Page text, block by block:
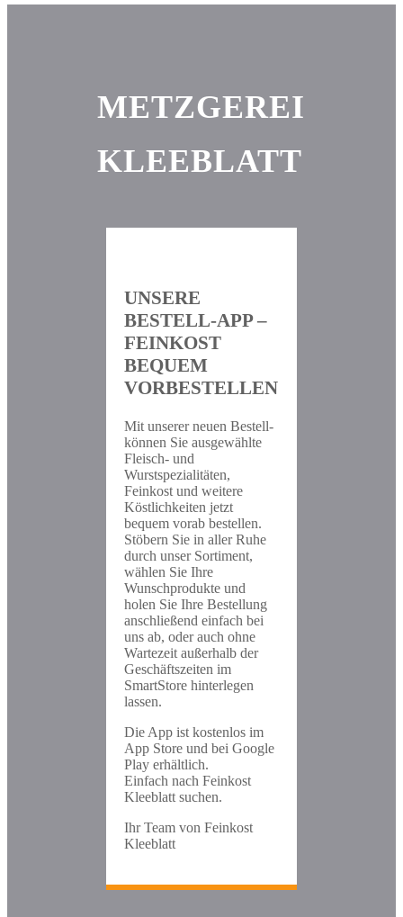
METZGEREI
KLEEBLATT
UNSERE
BESTELL-APP –
FEINKOST
BEQUEM
VORBESTELLEN
Mit unserer neuen Bestell-
können Sie ausgewählte
Fleisch- und
Wurstspezialitäten,
Feinkost und weitere
Köstlichkeiten jetzt
bequem vorab bestellen.
Stöbern Sie in aller Ruhe
durch unser Sortiment,
wählen Sie Ihre
Wunschprodukte und
holen Sie Ihre Bestellung
anschließend einfach bei
uns ab, oder auch ohne
Wartezeit außerhalb der
Geschäftszeiten im
SmartStore hinterlegen
lassen.
Die App ist kostenlos im
App Store und bei Google
Play erhältlich.
Einfach nach Feinkost
Kleeblatt suchen.
Ihr Team von Feinkost
Kleeblatt